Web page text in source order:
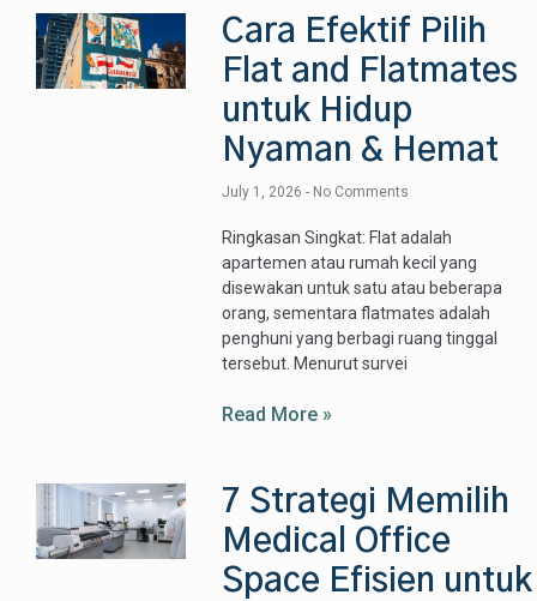
Cara Efektif Pilih
Flat and Flatmates
untuk Hidup
Nyaman & Hemat
July 1, 2026 No Comments
Ringkasan Singkat: Flat adalah
apartemen atau rumah kecil yang
disewakan untuk satu atau beberapa
orang, sementara flatmates adalah
penghuni yang berbagi ruang tinggal
tersebut. Menurut survei
Read More »
7 Strategi Memilih
Medical Office
Space Efisien untuk